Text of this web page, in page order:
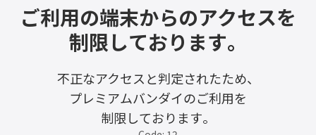
ご利用の端末からのアクセスを
制限しております。
不正なアクセスと判定されたため、
プレミアムバンダイのご利用を
制限しております。